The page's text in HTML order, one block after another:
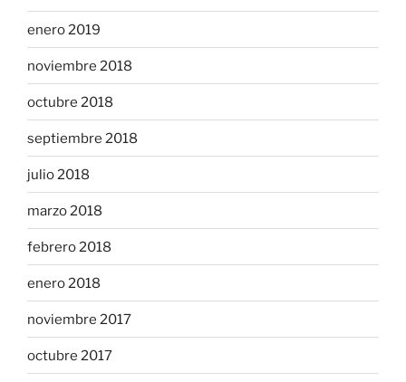
enero 2019
noviembre 2018
octubre 2018
septiembre 2018
julio 2018
marzo 2018
febrero 2018
enero 2018
noviembre 2017
octubre 2017